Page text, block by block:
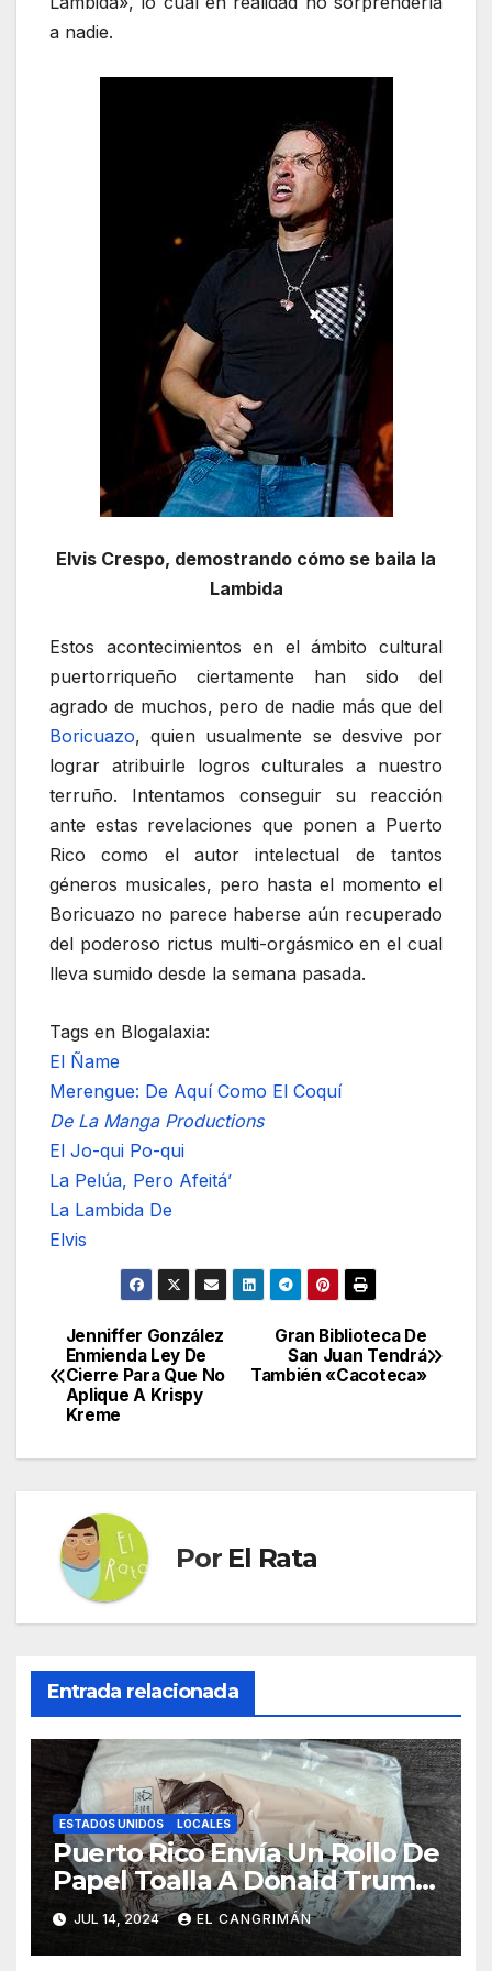
a nadie.
Elvis Crespo, demostrando cómo se baila la
Lambida
Estos acontecimientos en el ámbito cultural
puertorriqueño ciertamente han sido del
agrado de muchos, pero de nadie más que del
Boricuazo, quien usualmente se desvive por
lograr atribuirle logros culturales a nuestro
terruño. Intentamos conseguir su reacción
ante estas revelaciones que ponen a Puerto
Rico como el autor intelectual de tantos
géneros musicales, pero hasta el momento el
Boricuazo no parece haberse aún recuperado
del poderoso rictus multi-orgásmico en el cual
lleva sumido desde la semana pasada.
Tags en Blogalaxia:
El Ñame
Merengue: De Aquí Como El Coquí
De La Manga Productions
El Jo-qui Po-qui
La Pelúa, Pero Afeitá’
La Lambida De
Elvis
Navegación
de
Gran Biblioteca De
San Juan Tendrá
También «Cacoteca»
Jenniffer González
Enmienda Ley De
Cierre Para Que No
Aplique A Krispy
Kreme
Por El Rata
Entrada relacionada
ESTADOS UNIDOS LOCALES
Puerto Rico Envía Un Rollo De
Papel Toalla A Donald Trump
Pa’ Que Use Las Hojas De
Curita
JUL 14, 2024 EL CANGRIMÁN